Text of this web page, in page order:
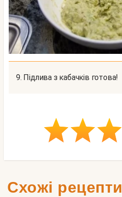
9. Підлива з кабачків готова!
Схожі рецепти